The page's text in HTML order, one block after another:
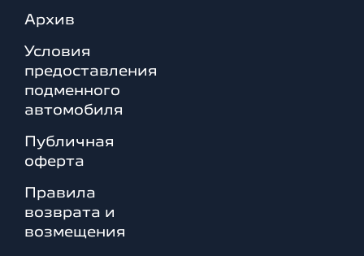
Архив
Условия
предоставления
подменного
автомобиля
Публичная
оферта
Правила
возврата и
возмещения